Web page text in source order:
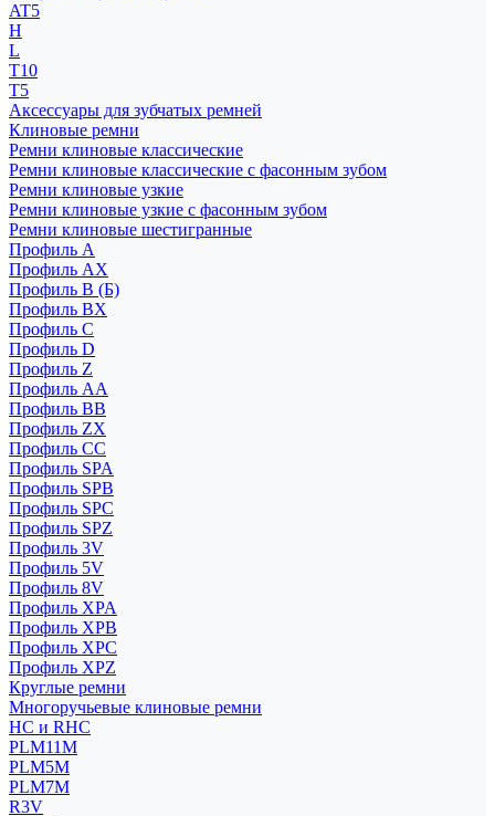
AT5
H
L
T10
T5
Аксессуары для зубчатых ремней
Клиновые ремни
Ремни клиновые классические
Ремни клиновые классические с фасонным зубом
Ремни клиновые узкие
Ремни клиновые узкие с фасонным зубом
Ремни клиновые шестигранные
Профиль A
Профиль AX
Профиль B (Б)
Профиль BX
Профиль C
Профиль D
Профиль Z
Профиль АА
Профиль BB
Профиль ZX
Профиль CC
Профиль SPA
Профиль SPB
Профиль SPC
Профиль SPZ
Профиль 3V
Профиль 5V
Профиль 8V
Профиль XPA
Профиль XPB
Профиль XPC
Профиль XPZ
Круглые ремни
Многоручьевые клиновые ремни
HC и RHC
PLM11M
PLM5M
PLM7M
R3V